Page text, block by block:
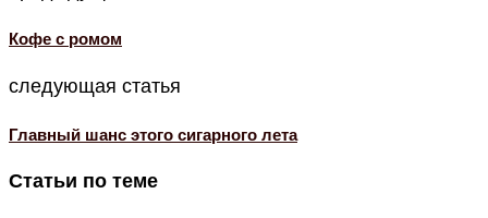
Кофе с ромом
следующая статья
Главный шанс этого сигарного лета
Статьи по теме